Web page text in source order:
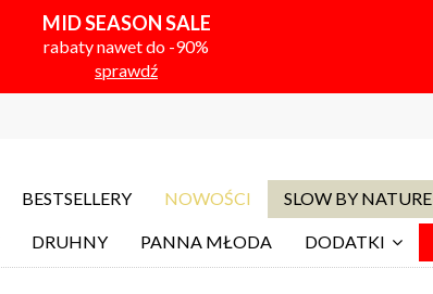
MID SEASON SALE
rabaty nawet do -90%
sprawdź
BESTSELLERY NOWOŚCI SLOW BY NATURE
DRUHNY PANNA MŁODA DODATKI